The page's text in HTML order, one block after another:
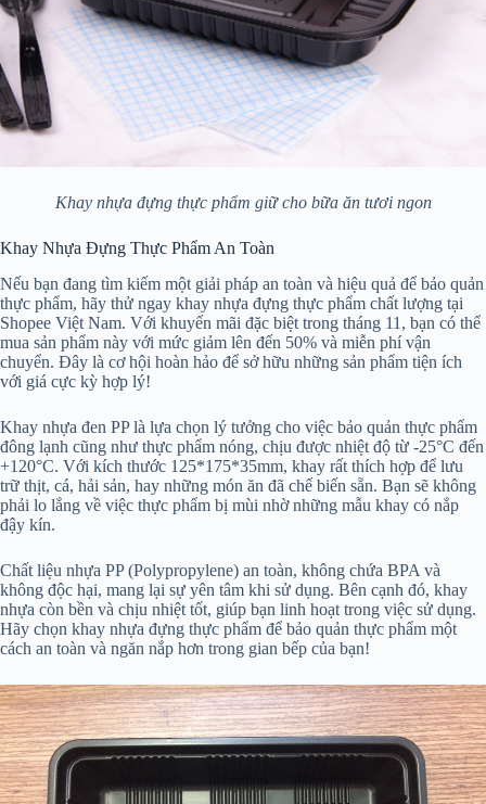
Khay nhựa đựng thực phẩm giữ cho bữa ăn tươi ngon
Khay Nhựa Đựng Thực Phẩm An Toàn
Nếu bạn đang tìm kiếm một giải pháp an toàn và hiệu quả để bảo quản
thực phẩm, hãy thử ngay khay nhựa đựng thực phẩm chất lượng tại
Shopee Việt Nam. Với khuyến mãi đặc biệt trong tháng 11, bạn có thể
mua sản phẩm này với mức giảm lên đến 50% và miễn phí vận
chuyển. Đây là cơ hội hoàn hảo để sở hữu những sản phẩm tiện ích
với giá cực kỳ hợp lý!
Khay nhựa đen PP là lựa chọn lý tưởng cho việc bảo quản thực phẩm
đông lạnh cũng như thực phẩm nóng, chịu được nhiệt độ từ -25°C đến
+120°C. Với kích thước 125*175*35mm, khay rất thích hợp để lưu
trữ thịt, cá, hải sản, hay những món ăn đã chế biến sẵn. Bạn sẽ không
phải lo lắng về việc thực phẩm bị mùi nhờ những mẫu khay có nắp
đậy kín.
Chất liệu nhựa PP (Polypropylene) an toàn, không chứa BPA và
không độc hại, mang lại sự yên tâm khi sử dụng. Bên cạnh đó, khay
nhựa còn bền và chịu nhiệt tốt, giúp bạn linh hoạt trong việc sử dụng.
Hãy chọn khay nhựa đựng thực phẩm để bảo quản thực phẩm một
cách an toàn và ngăn nắp hơn trong gian bếp của bạn!